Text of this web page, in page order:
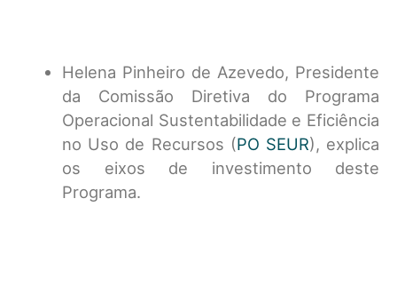
Helena Pinheiro de Azevedo, Presidente
da Comissão Diretiva do Programa
Operacional Sustentabilidade e Eficiência
no Uso de Recursos (PO SEUR), explica
os eixos de investimento deste
Programa.